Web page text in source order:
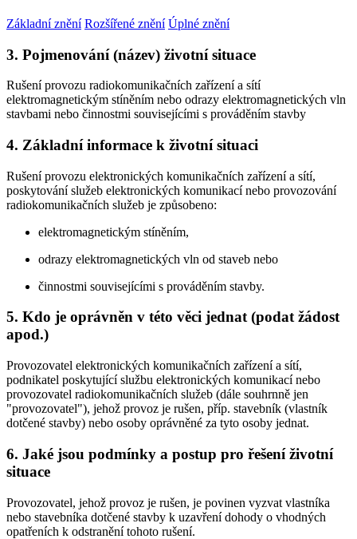
Základní znění Rozšířené znění Úplné znění
3. Pojmenování (název) životní situace
Rušení provozu radiokomunikačních zařízení a sítí
elektromagnetickým stíněním nebo odrazy elektromagnetických vln
stavbami nebo činnostmi souvisejícími s prováděním stavby
4. Základní informace k životní situaci
Rušení provozu elektronických komunikačních zařízení a sítí,
poskytování služeb elektronických komunikací nebo provozování
radiokomunikačních služeb je způsobeno:
elektromagnetickým stíněním,
odrazy elektromagnetických vln od staveb nebo
činnostmi souvisejícími s prováděním stavby.
5. Kdo je oprávněn v této věci jednat (podat žádost
apod.)
Provozovatel elektronických komunikačních zařízení a sítí,
podnikatel poskytující službu elektronických komunikací nebo
provozovatel radiokomunikačních služeb (dále souhrnně jen
"provozovatel"), jehož provoz je rušen, příp. stavebník (vlastník
dotčené stavby) nebo osoby oprávněné za tyto osoby jednat.
6. Jaké jsou podmínky a postup pro řešení životní
situace
Provozovatel, jehož provoz je rušen, je povinen vyzvat vlastníka
nebo stavebníka dotčené stavby k uzavření dohody o vhodných
opatřeních k odstranění tohoto rušení.